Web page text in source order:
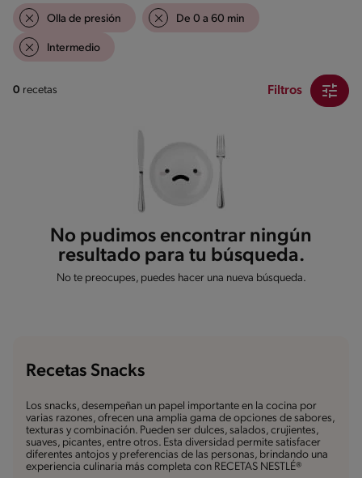
Olla de presión De 0 a 60 min
Intermedio
0 recetas Filtros
No pudimos encontrar ningún
resultado para tu búsqueda.
No te preocupes, puedes hacer una nueva búsqueda.
Recetas Snacks
Los snacks, desempeñan un papel importante en la cocina por
varias razones, ofrecen una amplia gama de opciones de sabores,
texturas y combinación. Pueden ser dulces, salados, crujientes,
suaves, picantes, entre otros. Esta diversidad permite satisfacer
diferentes antojos y preferencias de las personas, brindando una
experiencia culinaria más completa con RECETAS NESTLÉ®